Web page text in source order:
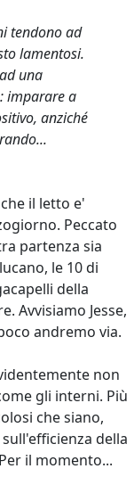
tendono ad
lamentosi.
una
imparare a
anziché
il letto e'
Peccato
partenza sia
le 10 di
della
Avvisiamo Jesse,
andremo via.
non
gli interni. Più
che siano,
della
il momento...